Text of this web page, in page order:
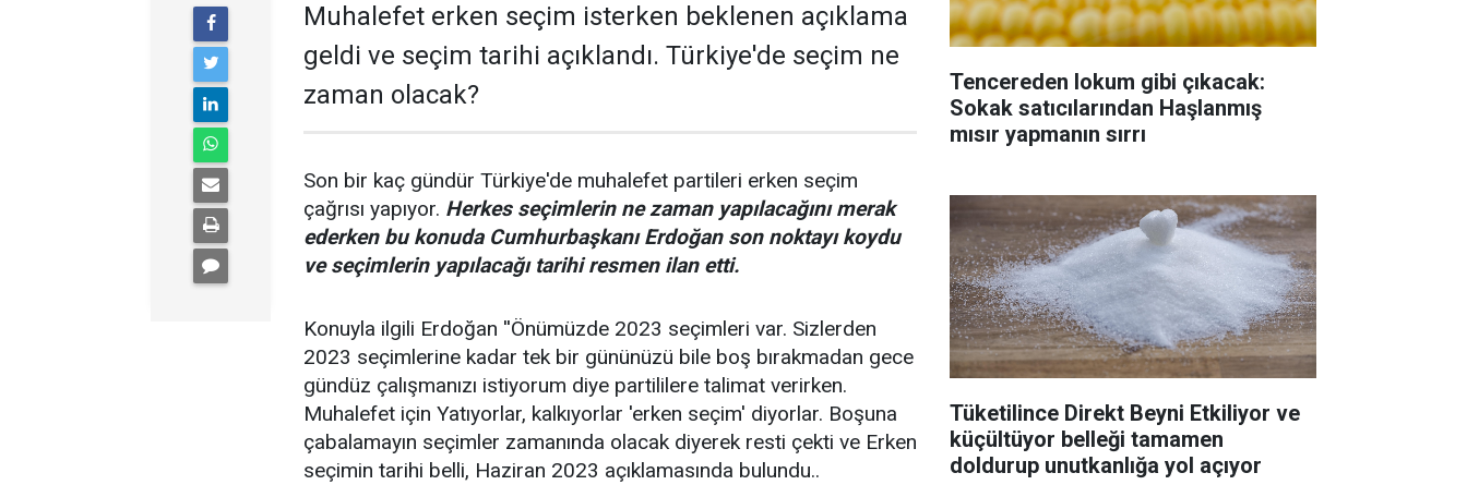
Muhalefet erken seçim isterken beklenen açıklama
geldi ve seçim tarihi açıklandı. Türkiye'de seçim ne
zaman olacak?
Son bir kaç gündür Türkiye'de muhalefet partileri erken seçim
çağrısı yapıyor. Herkes seçimlerin ne zaman yapılacağını merak
ederken bu konuda Cumhurbaşkanı Erdoğan son noktayı koydu
ve seçimlerin yapılacağı tarihi resmen ilan etti.
Konuyla ilgili Erdoğan ''Önümüzde 2023 seçimleri var. Sizlerden
2023 seçimlerine kadar tek bir gününüzü bile boş bırakmadan gece
gündüz çalışmanızı istiyorum diye partililere talimat verirken.
Muhalefet için Yatıyorlar, kalkıyorlar 'erken seçim' diyorlar. Boşuna
çabalamayın seçimler zamanında olacak diyerek resti çekti ve Erken
seçimin tarihi belli, Haziran 2023 açıklamasında bulundu..
Tencereden lokum gibi çıkacak:
Sokak satıcılarından Haşlanmış
mısır yapmanın sırrı
Tüketilince Direkt Beyni Etkiliyor ve
küçültüyor belleği tamamen
doldurup unutkanlığa yol açıyor